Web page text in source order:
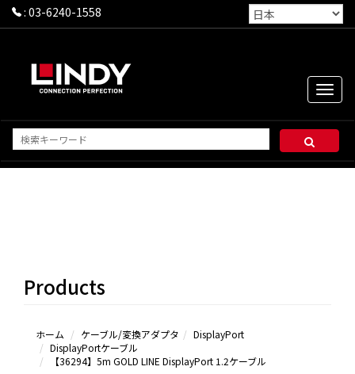
: 03-6240-1558
Toggle
DisplayPortケ
DisplayPortケ
DisplayPort
Products
ホーム ケーブル/変換アダプタ
DisplayPort
DisplayPortケーブル
【36294】5m GOLD LINE DisplayPort 1.2ケーブル